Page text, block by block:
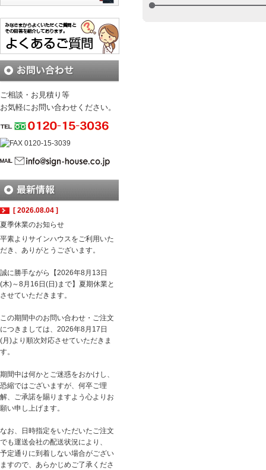
ご相談・お見積り等
お気軽にお問い合わせください。
[ 2026.08.04 ]
夏季休業のお知らせ
平素よりサインハウスをご利用いた
だき、ありがとうございます。
誠に勝手ながら【2026年8月13日
(木)～8月16日(日)まで】夏期休業と
させていただきます。
この期間中のお問い合わせ・ご注文
につきましては、2026年8月17日
(月)より順次対応させていただきま
す。
期間中は何かとご迷惑をおかけし、
恐縮ではございますが、何卒ご理
解、ご承諾を賜りますよう心よりお
願い申し上げます。
なお、日時指定をいただいたご注文
でも運送会社の配送状況により、
予定通りに到着しない場合がござい
ますので、あらかじめご了承くださ